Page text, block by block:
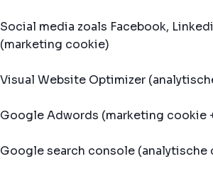
Social media zoals Facebook,
(marketing cookie)
Visual Website Optimizer
Google Adwords (marketing cookie
Google search console (analytische